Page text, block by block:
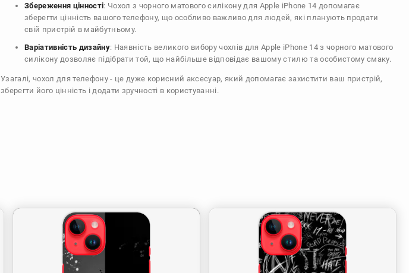
Збереження цінності: Чохол з чорного матового силікону для Apple iPhone 14 допомагає
зберегти цінність вашого телефону, що особливо важливо для людей, які планують продати
свій пристрій в майбутньому.
Варіативність дизайну: Наявність великого вибору чохлів для Apple iPhone 14 з чорного матового
силікону дозволяє підібрати той, що найбільше відповідає вашому стилю та особистому смаку.
Узагалі, чохол для телефону - це дуже корисний аксесуар, який допомагає захистити ваш пристрій,
зберегти його цінність і додати зручності в користуванні.